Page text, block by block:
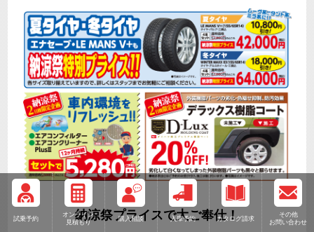
試乗予約
オンライン
見積もり
購入相談 入庫予約 カタログ請求
その他
お問い合わせ
納涼祭プライスで大ご奉仕！